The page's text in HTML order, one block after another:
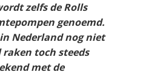
zelfs de Rolls
genoemd.
Nederland nog niet
toch steeds
met de